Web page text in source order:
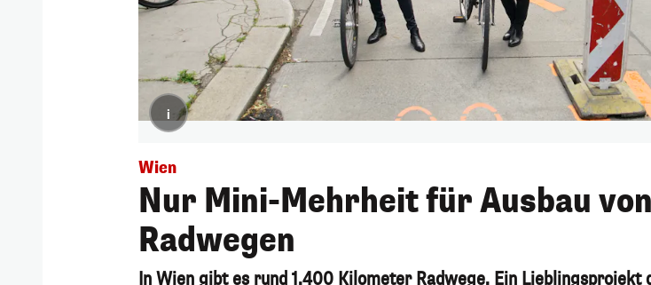
i
Wien
Nur Mini-Mehrheit für Ausbau
Radwegen
In Wien gibt es rund 1.400 Kilometer Radwege. Ein Lieblingsprojekt